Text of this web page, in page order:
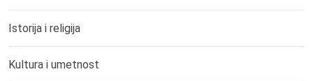
Istorija i religija
Kultura i umetnost